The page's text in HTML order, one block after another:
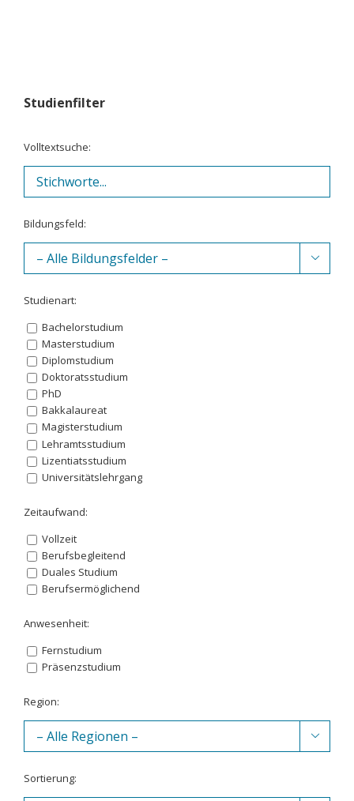
Studienfilter
Volltextsuche:
Bildungsfeld:

Studienart:
Bachelorstudium
Masterstudium
Diplomstudium
Doktoratsstudium
PhD
Bakkalaureat
Magisterstudium
Lehramtsstudium
Lizentiatsstudium
Universitätslehrgang
Zeitaufwand:
Vollzeit
Berufsbegleitend
Duales Studium
Berufsermöglichend
Anwesenheit:
Fernstudium
Präsenzstudium
Region:

Sortierung: